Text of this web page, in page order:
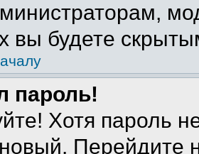
вы будете
пароль!
Хотя пароль
Перейдите